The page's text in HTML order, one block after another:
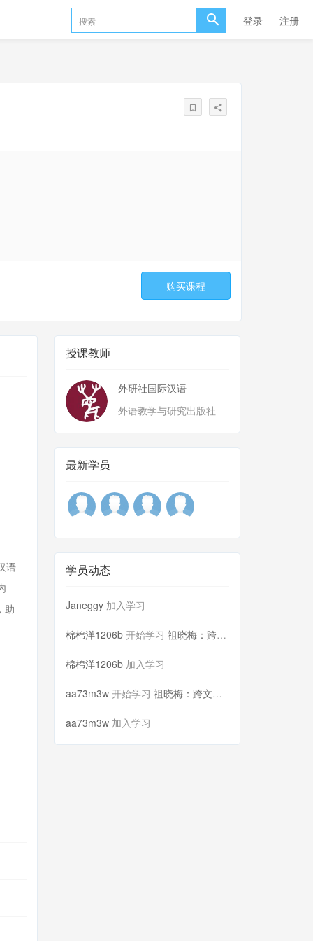
登录 注册
购买课程
语
助
授课教师
外研社国际汉语
外语教学与研究出版社
最新学员
学员动态
Janeggy 加入学习
棉棉洋1206b 开始学习 祖晓梅：跨文化交际案例分析
棉棉洋1206b 加入学习
aa73m3w 开始学习 祖晓梅：跨文化交际案例分析
aa73m3w 加入学习